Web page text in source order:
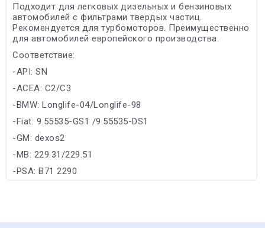
Подходит для легковых дизельных и бензиновых
автомобилей с фильтрами твердых частиц.
Рекомендуется для турбомоторов. Преимущественно
для автомобилей европейского производства.
Соответствие:
-API: SN
-ACEA: C2/C3
-BMW: Longlife-04/Longlife-98
-Fiat: 9.55535-GS1 /9.55535-DS1
-GM: dexos2
-MB: 229.31/229.51
-PSA: B71 2290